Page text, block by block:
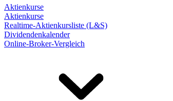
Aktienkurse
Aktienkurse
Realtime-Aktienkursliste (L&S)
Dividendenkalender
Online-Broker-Vergleich